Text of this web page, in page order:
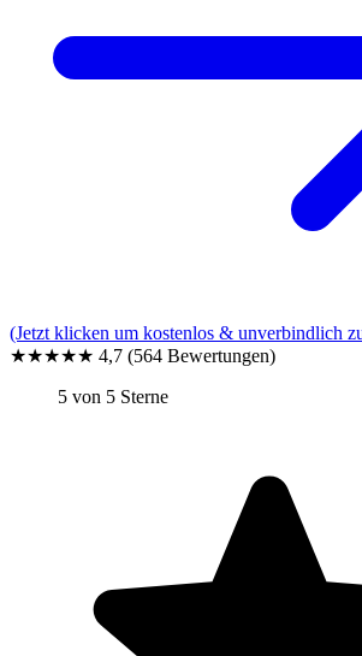
(Jetzt klicken um kostenlos & unverbindlich
★★★★★ 4,7 (564 Bewertungen)
5 von 5 Sterne